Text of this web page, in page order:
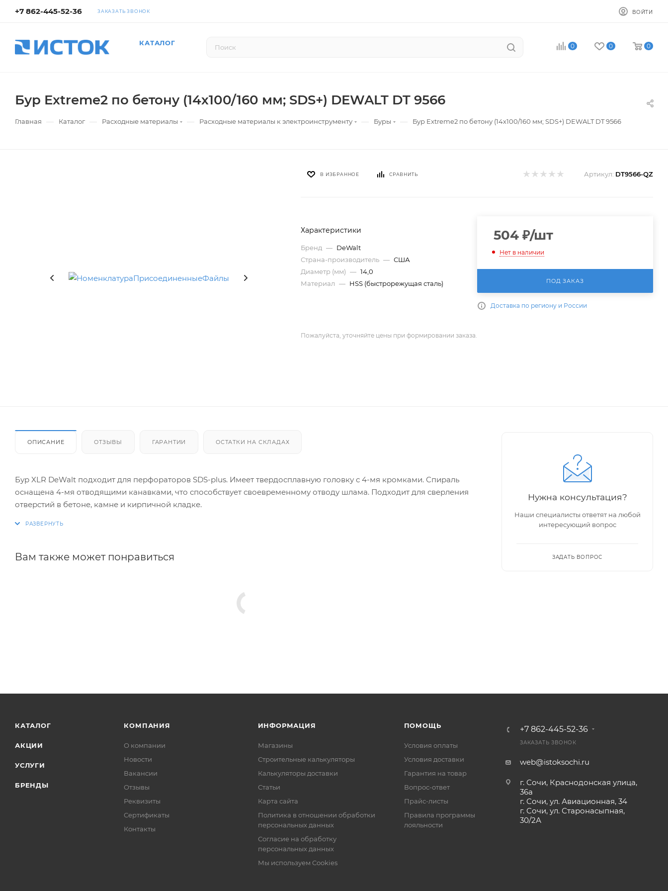
+7 862-445-52-36 ЗАКАЗАТЬ ЗВОНОК ВОЙТИ
КАТАЛОГ 0 0 0
Бур Extreme2 по бетону (14х100/160 мм; SDS+) DEWALT DT 9566
Главная — Каталог — Расходные материалы — Расходные материалы к электроинструменту — Буры — Бур Extreme2 по бетону (14х100/160 мм; SDS+) DEWALT DT 9566
В ИЗБРАННОЕ СРАВНИТЬ Артикул: DT9566-QZ
Характеристики
Бренд — DeWalt
Страна-производитель — США
Диаметр (мм) — 14,0
Материал — HSS (быстрорежущая сталь)
504₽/шт
Нет в наличии
ПОД ЗАКАЗ
Доставка по региону и России
Пожалуйста, уточняйте цены при формировании заказа.
ОПИСАНИЕ ОТЗЫВЫ ГАРАНТИИ ОСТАТКИ НА СКЛАДАХ
Бур XLR DeWalt подходит для перфораторов SDS-plus. Имеет твердосплавную головку с 4-мя кромками. Спираль
оснащена 4-мя отводящими канавками, что способствует своевременному отводу шлама. Подходит для сверления
отверстий в бетоне, камне и кирпичной кладке.
Вам также может понравиться
Нужна консультация?
Наши специалисты ответят на любой
интересующий вопрос
ЗАДАТЬ ВОПРОС
КАТАЛОГ
АКЦИИ
УСЛУГИ
БРЕНДЫ
КОМПАНИЯ
О компании
Новости
Вакансии
Отзывы
Реквизиты
Сертификаты
Контакты
ИНФОРМАЦИЯ
Магазины
Строительные калькуляторы
Калькуляторы доставки
Статьи
Карта сайта
Политика в отношении обработки
персональных данных
Согласие на обработку
персональных данных
Мы используем Cookies
ПОМОЩЬ
Условия оплаты
Условия доставки
Гарантия на товар
Вопрос-ответ
Прайс-листы
Правила программы
лояльности
+7 862-445-52-36
ЗАКАЗАТЬ ЗВОНОК
web@istoksochi.ru
г. Сочи, Краснодонская улица,
36а
г. Сочи, ул. Авиационная, 34
г. Сочи, ул. Старонасыпная,
30/2А